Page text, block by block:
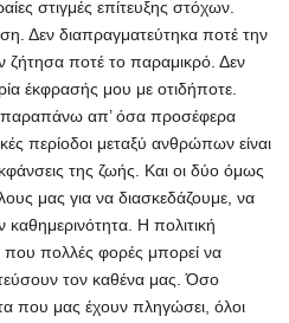
στιγμές επίτευξης στόχων.
Δεν διαπραγματεύτηκα ποτέ την
ζήτησα ποτέ το παραμικρό. Δεν
έκφρασής μου με οτιδήποτε.
παραπάνω απ’ όσα προσέφερα
περίοδοι μεταξύ ανθρώπων είναι
της ζωής. Και οι δύο όμως
μας για να διασκεδάζουμε, να
Η πολιτική
που πολλές φορές μπορεί να
τον καθένα μας. Όσο
που μας έχουν πληγώσει, όλοι